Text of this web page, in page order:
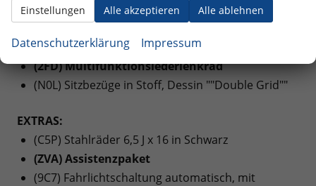
Tether für Sitze im FGR (außer mittlerer Sitz der 2.
Sitzreihe)
(KH6) Klimaanlage mit manueller Regelung
(2FD) Multifunktionslederlenkrad
(N0L) Sitzbezüge in Stoff, Dessin ""Double Grid""
EXTRAS:
(C5P) Stahlräder 6,5 J x 16 in Schwarz
(ZVA) Assistenzpaket
(9C7) Fahrlichtschaltung automatisch, mit
Alle akzeptieren Alle ablehnen
Einstellungen
Datenschutzerklärung Impressum